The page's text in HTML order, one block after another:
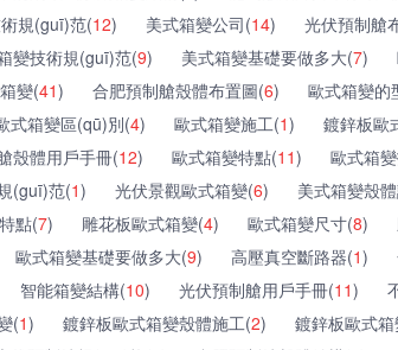
規(guī)范(12) 美式箱變公司(14) 光伏預制艙
變技術規(guī)范(9) 美式箱變基礎要做多大(7)
變(41) 合肥預制艙殼體布置圖(6) 歐式箱變的
式箱變區(qū)別(4) 歐式箱變施工(1) 鍍鋅板歐
殼體用戶手冊(12) 歐式箱變特點(11) 歐式箱
(guī)范(1) 光伏景觀歐式箱變(6) 美式箱變殼
點(7) 雕花板歐式箱變(4) 歐式箱變尺寸(8)
歐式箱變基礎要做多大(9) 高壓真空斷路器(1)
智能箱變結構(10) 光伏預制艙用戶手冊(11)
(1) 鍍鋅板歐式箱變殼體施工(2) 鍍鋅板歐式